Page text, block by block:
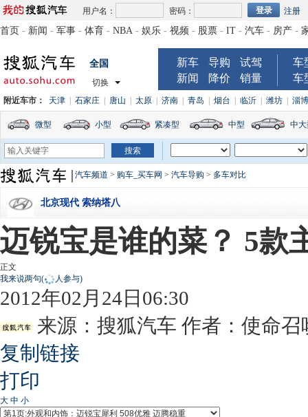
用户名： 密码： 注册
首页 - 新闻 - 军事 - 体育 - NBA - 娱乐 - 视频 - 股票 - IT - 汽车 - 房产 -
全国
切换
新车 导购
试驾
新闻
降价 销量
车
车
附近车市： 天津 石家庄 唐山 太原 济南 青岛 烟台 临沂 潍坊 淄博
微型 小型 紧凑型 中型 中
汽车频道 > 购车_买车网 > 汽车导购 > 多车对比
北京现代 索纳塔八
迈锐宝是谁的菜？ 5款
正文
我来说两句( 人参与)
2012年02月24日06:30
来源： 搜狐汽车 作者：使命召
复制链接
打印
大 中 小